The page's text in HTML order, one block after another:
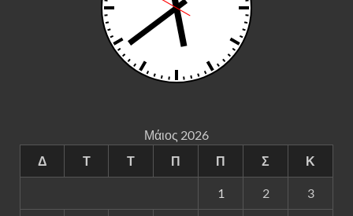
Μάιος 2026
Δ
Τ Τ Π Π Σ Κ
1 2 3